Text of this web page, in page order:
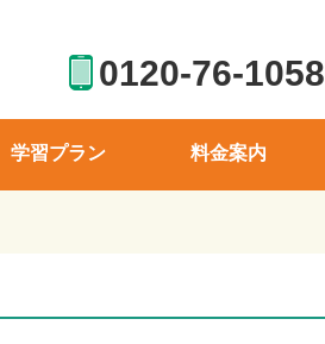
0120-76-1058
学習プラン 料金案内